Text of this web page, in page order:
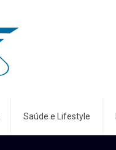
Saúde e Lifestyle